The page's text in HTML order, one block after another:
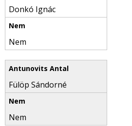
Donkó Ignác
Nem
Fülöp Sándorné
Nem